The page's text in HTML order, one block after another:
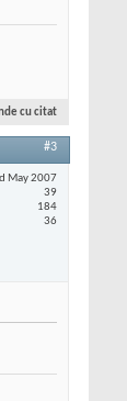
cu citat
#3
May 2007
39
184
36